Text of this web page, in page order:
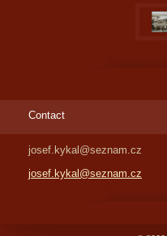
Contact
josef.kykal@seznam.cz
josef.kykal@seznam.cz